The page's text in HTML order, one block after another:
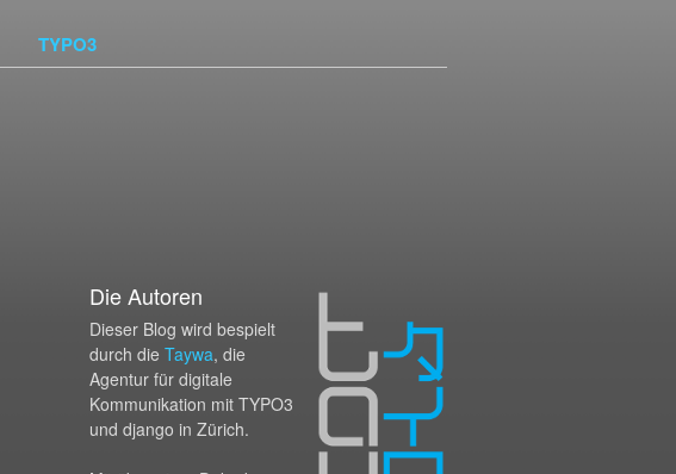
TYPO3
Die Autoren
Dieser Blog wird bespielt
durch die Taywa, die
Agentur für digitale
Kommunikation mit TYPO3
und django in Zürich.